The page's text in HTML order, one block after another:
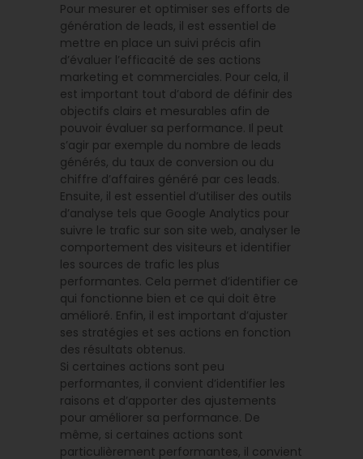
Pour mesurer et optimiser ses efforts de
génération de leads, il est essentiel de
mettre en place un suivi précis afin
d’évaluer l’efficacité de ses actions
marketing et commerciales. Pour cela, il
est important tout d’abord de définir des
objectifs clairs et mesurables afin de
pouvoir évaluer sa performance. Il peut
s’agir par exemple du nombre de leads
générés, du taux de conversion ou du
chiffre d’affaires généré par ces leads.
Ensuite, il est essentiel d’utiliser des outils
d’analyse tels que Google Analytics pour
suivre le trafic sur son site web, analyser le
comportement des visiteurs et identifier
les sources de trafic les plus
performantes. Cela permet d’identifier ce
qui fonctionne bien et ce qui doit être
amélioré. Enfin, il est important d’ajuster
ses stratégies et ses actions en fonction
des résultats obtenus.
Si certaines actions sont peu
performantes, il convient d’identifier les
raisons et d’apporter des ajustements
pour améliorer sa performance. De
même, si certaines actions sont
particulièrement performantes, il convient